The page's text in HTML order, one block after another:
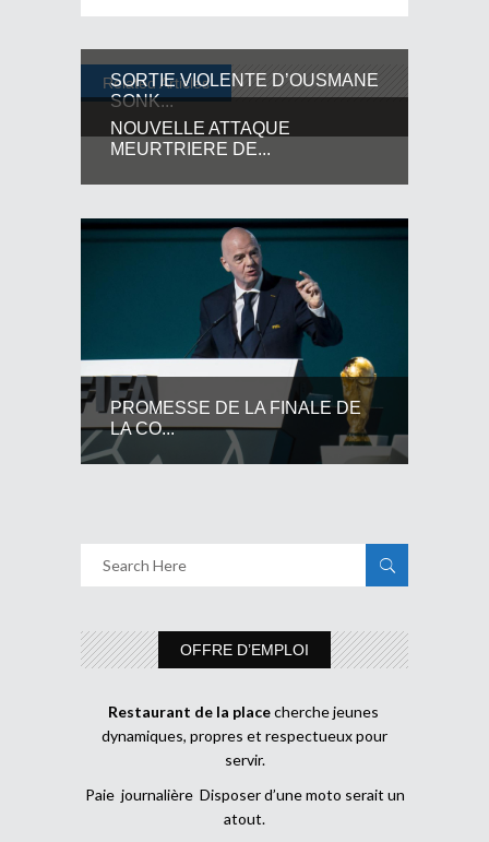
Related Articles
SORTIE VIOLENTE D’OUSMANE
SONK...
NOUVELLE ATTAQUE
MEURTRIERE DE...
PROMESSE DE LA FINALE DE
LA CO...
OFFRE D’EMPLOI
Restaurant de la placecherche jeunes
dynamiques, propres et respectueux pour
servir.
Paie journalière Disposer d’une moto serait un
atout.